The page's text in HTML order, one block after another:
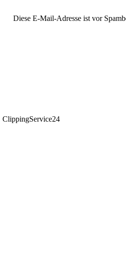
Diese E-Mail-Adresse ist vor
ClippingService24